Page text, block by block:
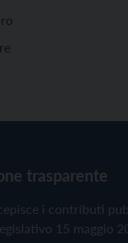
trasparente
i contributi
15 maggio